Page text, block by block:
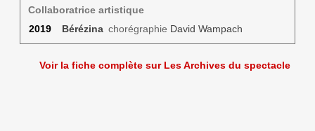
Collaboratrice artistique
2019
Bérézinachorégraphie David Wampach
Voir la fiche complète sur Les Archives du spectacle